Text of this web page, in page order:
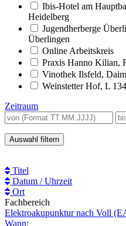
Ibis-Hotel am
Heidelberg
Jugendherberge
Überlingen
Online Arbeitskreis
Praxis Hanno Kilian,
Vinothek Ilsfeld,
Weinstetter Hof, L
Zeitraum
Beginn
von
bis
Titel
Datum / Uhrzeit
Ort
Fachbereich
Elektroakupunktur nach Voll
Wann: